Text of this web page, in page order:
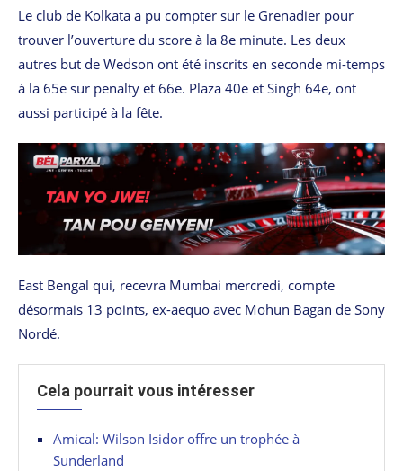
Le club de Kolkata a pu compter sur le Grenadier pour
trouver l’ouverture du score à la 8e minute. Les deux
autres but de Wedson ont été inscrits en seconde mi-temps
à la 65e sur penalty et 66e. Plaza 40e et Singh 64e, ont
aussi participé à la fête.
East Bengal qui, recevra Mumbai mercredi, compte
désormais 13 points, ex-aequo avec Mohun Bagan de Sony
Nordé.
Cela pourrait vous intéresser
Amical: Wilson Isidor offre un trophée à
Sunderland